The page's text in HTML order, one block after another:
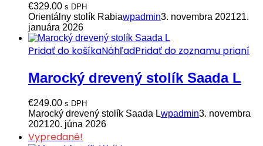
€329.00 s DPH
Orientálny stolík Rabiawpadmin3. novembra 202121.
januára 2026
Pridať do košíkaNáhľadPridať do zoznamu prianí
Marocký drevený stolík Saada L
€249.00 s DPH
Marocký drevený stolík Saada Lwpadmin3. novembra
202120. júna 2026
Vypredané!